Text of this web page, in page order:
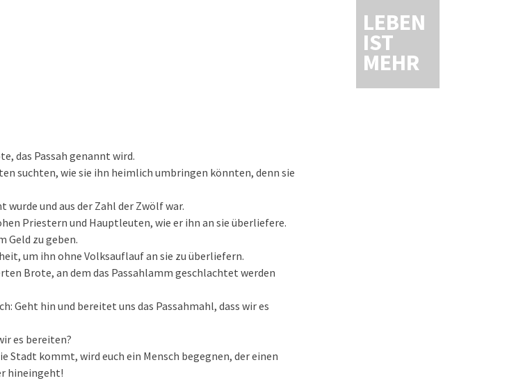
LEBEN
IST
MEHR
das Passah genannt wird.
suchten, wie sie ihn heimlich umbringen könnten, denn sie
und aus der Zahl der Zwölf war.
Priestern und Hauptleuten, wie er ihn an sie überliefere.
Geld zu geben.
um ihn ohne Volksauflauf an sie zu überliefern.
Brote, an dem das Passahlamm geschlachtet werden
Geht hin und bereitet uns das Passahmahl, dass wir es
es bereiten?
Stadt kommt, wird euch ein Mensch begegnen, der einen
hineingeht!